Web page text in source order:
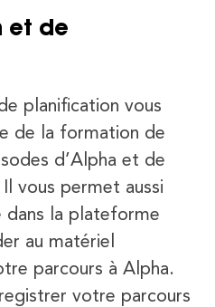
et de
planification vous
de la formation de
d’Alpha et de
vous permet aussi
dans la plateforme
au matériel
parcours à Alpha.
votre parcours